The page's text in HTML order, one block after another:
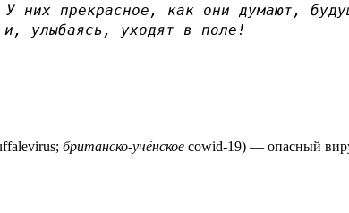
них прекрасное, как они думают,
улыбаясь, уходят в поле!
британско-учёнское cowid-19) — опасный